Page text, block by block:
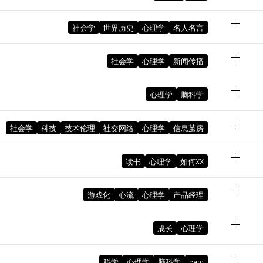
身
绪
August 14, 2023 09:43:09 AM GMT+08:00
，
August 3, 2023 09:21:32 PM GMT+08:00
社会学 世界历史 心理学 名人名言
are
社会学 心理学 新闻传播
心理学 脑科学
计
January 16, 2023 10:00:01 PM GMT+08:00
社会学 科技 技术伦理 社交网络 心理学 信息茧房
总
状
，
读书 心理学 如何XX
游戏化 心流 心理学 产品经理
成长 心理学